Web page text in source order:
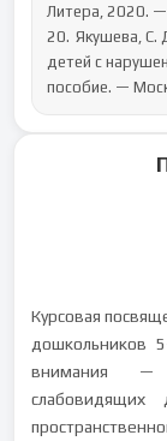
Литера, 2020.
20.	Якушева, С. Д. Особенности двигательного развития
детей с
пособие. —
Курсовая
дошкольников
внимания —
слабовидящих